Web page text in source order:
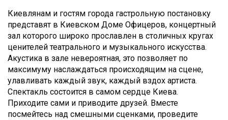
Киевлянам и гостям города гастрольную постановку
представят в Киевском Доме Офицеров, концертный
зал которого широко прославлен в столичных кругах
ценителей театрального и музыкального искусства.
Акустика в зале невероятная, это позволяет по
максимуму наслаждаться происходящим на сцене,
улавливать каждый звук, каждый вздох артиста.
Спектакль состоится в самом сердце Киева.
Приходите сами и приводите друзей. Вместе
посмейтесь над смешными сценками, проведите